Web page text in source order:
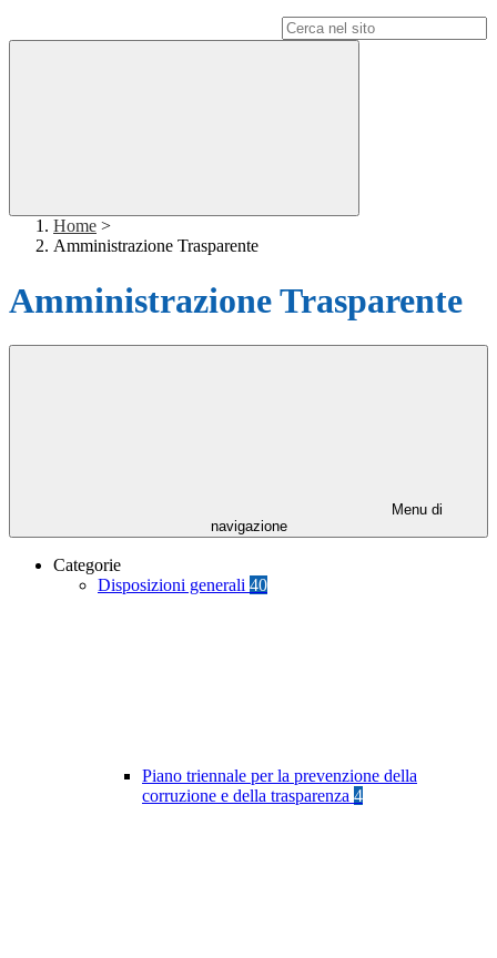
Home >
Amministrazione Trasparente
Amministrazione Trasparente
Menu di
navigazione
Categorie
Disposizioni generali 40
Piano triennale per la prevenzione della
corruzione e della trasparenza 4